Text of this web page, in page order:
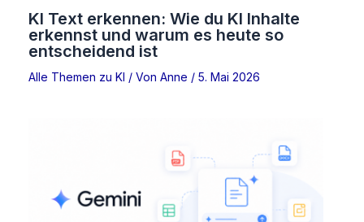
KI Text erkennen: Wie du KI Inhalte
erkennst und warum es heute so
entscheidend ist
Alle Themen zu KI / Von Anne / 5. Mai 2026